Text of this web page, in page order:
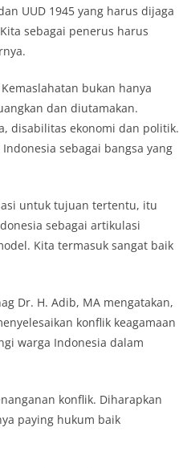
UUD 1945 yang harus dijaga
sebagai penerus harus
bukan hanya
dan diutamakan.
disabilitas ekonomi dan politik.
sebagai bangsa yang
untuk tujuan tertentu, itu
sebagai artikulasi
Kita termasuk sangat baik
Dr. H. Adib, MA mengatakan,
konflik keagamaan
warga Indonesia dalam
konflik. Diharapkan
paying hukum baik